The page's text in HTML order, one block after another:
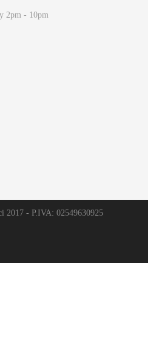
2pm - 10pm
2017 - P.IVA: 02549630925